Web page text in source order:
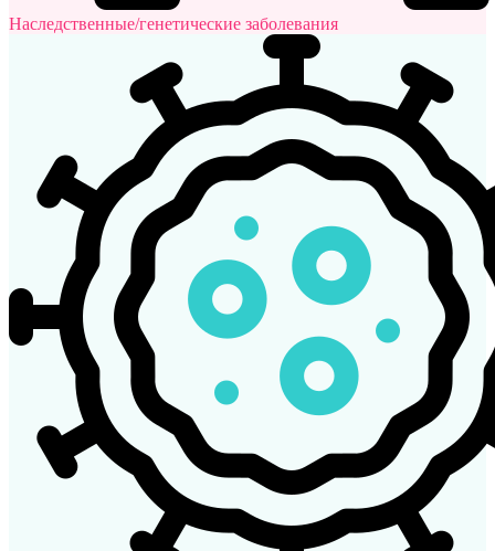
Наследственные/генетические заболевания